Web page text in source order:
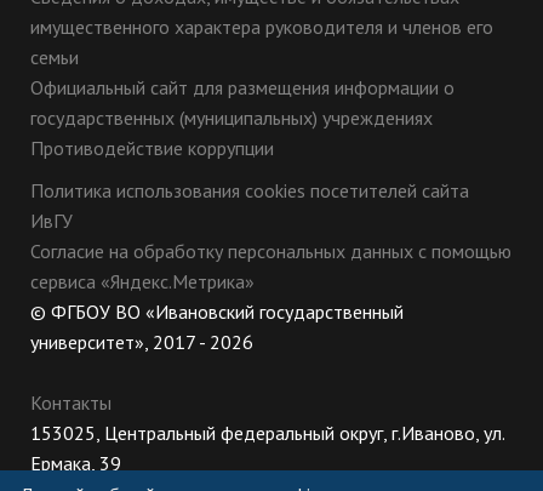
имущественного характера руководителя и членов его
семьи
Официальный сайт для размещения информации о
государственных (муниципальных) учреждениях
Противодействие коррупции
Политика использования cookies посетителей сайта
ИвГУ
Согласие на обработку персональных данных с помощью
сервиса «Яндекс.Метрика»
© ФГБОУ ВО «Ивановский государственный
университет», 2017 - 2026
Контакты
153025, Центральный федеральный округ, г.Иваново, ул.
Ермака, 39